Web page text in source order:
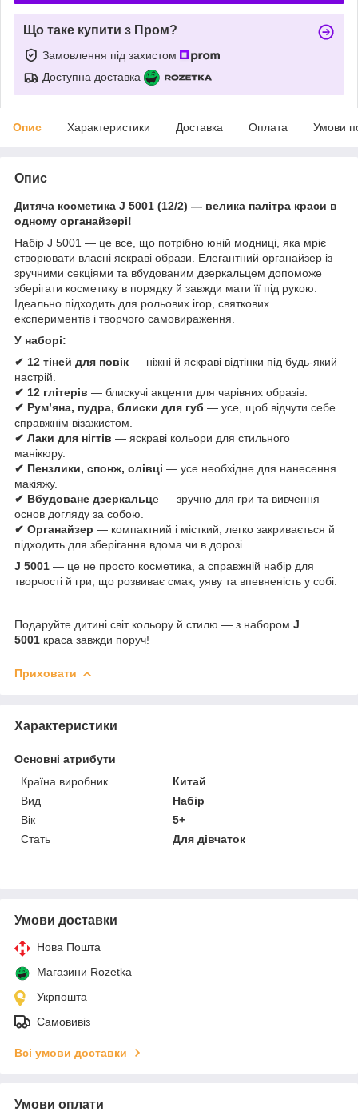
Що таке купити з Пром?
Замовлення під захистом
Доступна доставка
Опис Характеристики Доставка Оплата Умови
Опис
Дитяча косметика J 5001 (12/2) — велика палітра краси в
одному органайзері!
Набір J 5001 — це все, що потрібно юній модниці, яка мріє
створювати власні яскраві образи. Елегантний органайзер із
зручними секціями та вбудованим дзеркальцем допоможе
зберігати косметику в порядку й завжди мати її під рукою.
Ідеально підходить для рольових ігор, святкових
експериментів і творчого самовираження.
У наборі:
✔ 12 тіней для повік — ніжні й яскраві відтінки під будь-який
настрій.
✔ 12 глітерів — блискучі акценти для чарівних образів.
✔ Рум’яна, пудра, блиски для губ — усе, щоб відчути себе
справжнім візажистом.
✔ Лаки для нігтів — яскраві кольори для стильного
манікюру.
✔ Пензлики, спонж, олівці — усе необхідне для нанесення
макіяжу.
✔ Вбудоване дзеркальце — зручно для гри та вивчення
основ догляду за собою.
✔ Органайзер — компактний і місткий, легко закривається й
підходить для зберігання вдома чи в дорозі.
J 5001 — це не просто косметика, а справжній набір для
творчості й гри, що розвиває смак, уяву та впевненість у собі.
Подаруйте дитині світ кольору й стилю — з набором J
5001 краса завжди поруч!
Приховати
Характеристики
Основні атрибути
Країна виробник
Китай
Вид
Набір
Вік
5+
Стать
Для дівчаток
Умови доставки
Нова Пошта
Магазини Rozetka
Укрпошта
Самовивіз
Всі умови доставки
Умови оплати